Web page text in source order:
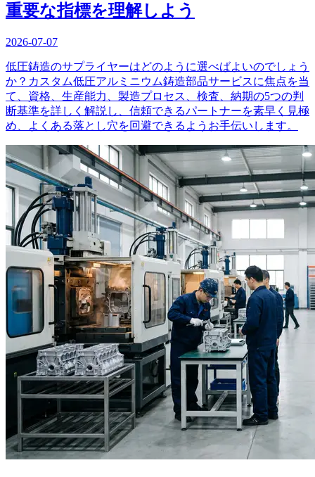
重要な指標を理解しよう
2026-07-07
低圧鋳造のサプライヤーはどのように選べばよいのでしょう
か？カスタム低圧アルミニウム鋳造部品サービスに焦点を当
て、資格、生産能力、製造プロセス、検査、納期の5つの判
断基準を詳しく解説し、信頼できるパートナーを素早く見極
め、よくある落とし穴を回避できるようお手伝いします。